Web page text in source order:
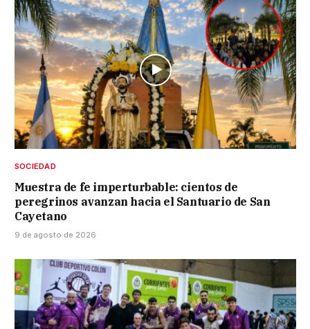
SOCIEDAD
Muestra de fe imperturbable: cientos de
peregrinos avanzan hacia el Santuario de San
Cayetano
9 de agosto de 2026